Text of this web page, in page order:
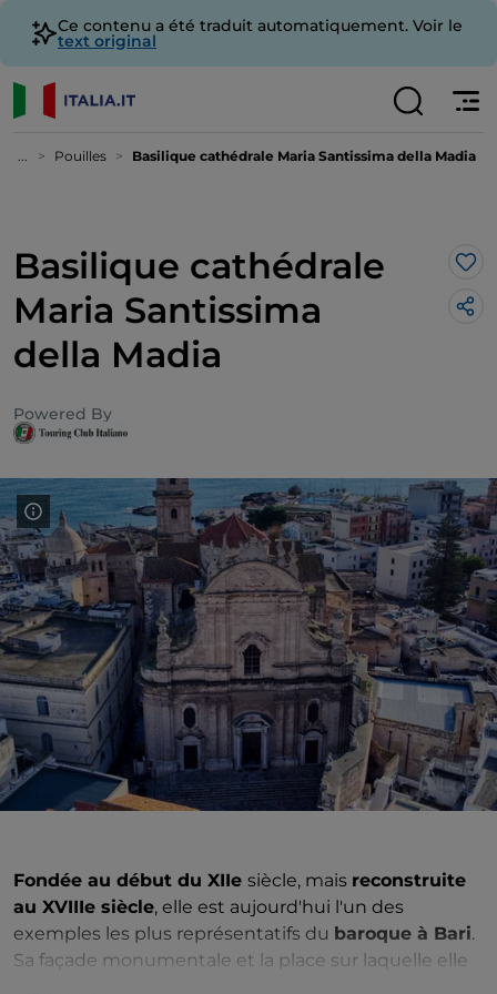
Ce contenu a été traduit automatiquement. Voir le
text original
... Pouilles Basilique cathédrale Maria Santissima della Madia
Basilique cathédrale
Maria Santissima
della Madia
Powered By
Fondée au début du XIIe siècle, mais reconstruite
au XVIIIe siècle, elle est aujourd'hui l'un des
exemples les plus représentatifs du baroque à Bari.
Sa façade monumentale et la place sur laquelle elle